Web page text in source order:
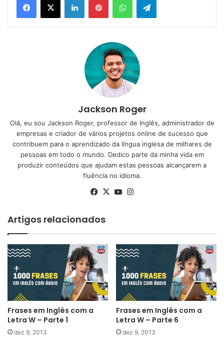
Jackson Roger
Olá, eu sou Jackson Roger, professor de Inglês, administrador de
empresas e criador de vários projetos online de sucesso que
contribuem para o aprendizado da língua inglesa de milhares de
pessoas em todo o mundo. Dedico parte da minha vida em
produzir conteúdos que ajudam estas pessoas alcançarem a
fluência no idioma.
Facebook
X YouTube
Artigos relacionados
Frases em Inglês com a
Letra W – Parte 1
dez 9, 2013
Frases em Inglês com a
Letra W – Parte 6
dez 9, 2013